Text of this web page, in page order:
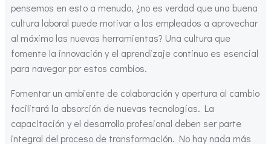
pensemos en esto a menudo, ¿no es verdad que una buena
cultura laboral puede motivar a los empleados a aprovechar
al máximo las nuevas herramientas? Una cultura que
fomente la innovación y el aprendizaje continuo es esencial
para navegar por estos cambios.
Fomentar un ambiente de colaboración y apertura al cambio
facilitará la absorción de nuevas tecnologías. La
capacitación y el desarrollo profesional deben ser parte
integral del proceso de transformación. No hay nada más